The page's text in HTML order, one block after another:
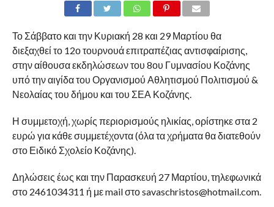
Το Σάββατο και την Κυριακή 28 και 29 Μαρτίου θα
διεξαχθεί το 12ο τουρνουά επιτραπέζιας αντισφαίρισης,
στην αίθουσα εκδηλώσεων του 8ου Γυμνασίου Κοζάνης
υπό την αιγίδα του Οργανισμού Αθλητισμού Πολιτισμού &
Νεολαίας του δήμου και του ΣΕΑ Κοζάνης.
Η συμμετοχή, χωρίς περιορισμούς ηλικίας, ορίστηκε στα 2
ευρώ για κάθε συμμετέχοντα (όλα τα χρήματα θα διατεθούν
στο Ειδικό Σχολείο Κοζάνης).
Δηλώσεις έως και την Παρασκευή 27 Μαρτίου, τηλεφωνικά
στο 2461034311 ή με mail στο savaschristos@hotmail.com.